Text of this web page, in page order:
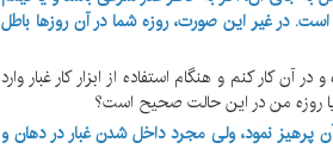
در غیر این صورت، روزه شما در آن روزها باطل
کار کنم و هنگام استفاده از ابزار کار غبار وارد
روزه من در این حالت صحیح است؟
پرهیز نمود، ولی مجرد داخل شدن غبار در دهان و